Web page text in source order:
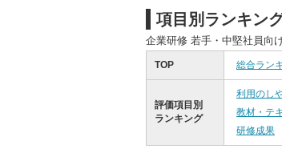
項目別ランキン
企業研修 若手・中堅社員向
TOP 総合ラン
評価項目別
ランキング
利用のし
教材・テ
研修成果